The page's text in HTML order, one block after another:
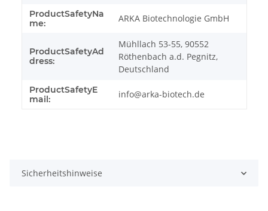
ProductSafetyNa
me:
ARKA Biotechnologie GmbH
ProductSafetyAd
dress:
Mühllach 53-55, 90552
Röthenbach a.d. Pegnitz,
Deutschland
ProductSafetyE
mail:
info@arka-biotech.de
Sicherheitshinweise